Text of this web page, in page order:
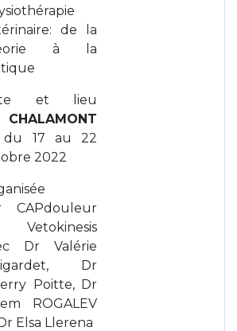
de la
à la
et lieu
CHALAMONT
17 au 22
2022
CAPdouleur
Dr Valérie
Dr
Poitte, Dr
ROGALEV
Elsa Llerena